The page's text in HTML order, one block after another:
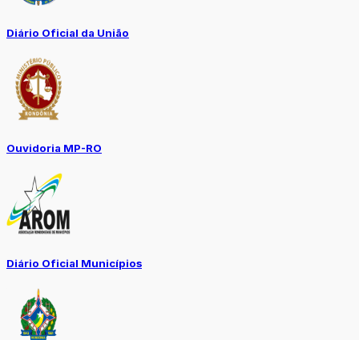
Diário Oficial da União
Ouvidoria MP-RO
Diário Oficial Municípios